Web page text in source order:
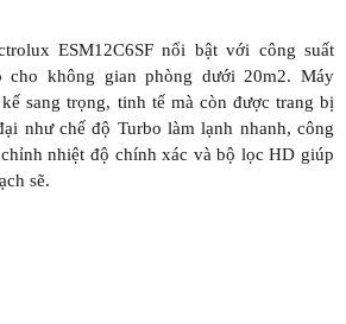
ESM12C6SF nổi bật với công suất
cho không gian phòng dưới 20m2. Máy
sang trọng, tinh tế mà còn được trang bị
như chế độ Turbo làm lạnh nhanh, công
nhiệt độ chính xác và bộ lọc HD giúp
sẽ.